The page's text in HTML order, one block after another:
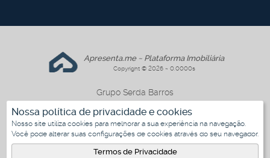
Nossa política de privacidade e cookies
Nosso site utiliza cookies para melhorar a sua experiência na navegação.
Você pode alterar suas configurações de cookies através do seu navegador.
Termos de Privacidade
Apresenta.me ~ Plataforma Imobiliária
Copyright © 2026 ~ 0.0000s
Grupo Serda Barros